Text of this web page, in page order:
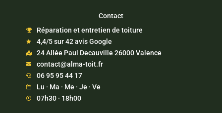
Contact
 Réparation et entretien de toiture
 4,4/5 sur 42 avis Google
 24 Allée Paul Decauville 26000 Valence
 contact@alma-toit.fr
 06 95 95 44 17
 Lu · Ma · Me · Je · Ve
 07h30 · 18h00